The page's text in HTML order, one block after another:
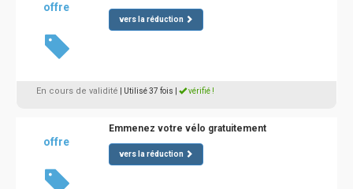
offre
vers la réduction
En cours de validité | Utilisé 37 fois vérifié !
offre
Emmenez votre vélo gratuitement
vers la réduction